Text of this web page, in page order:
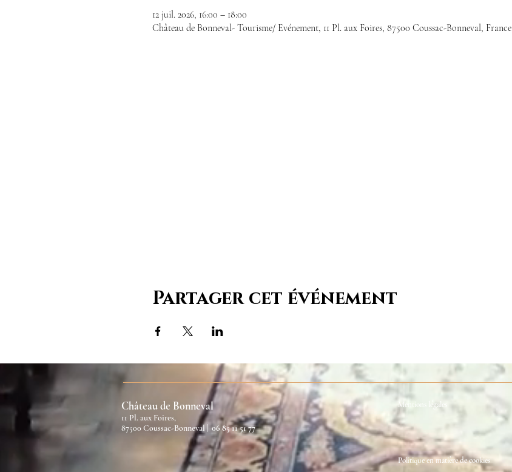
12 juil. 2026, 16:00 – 18:00
Château de Bonneval- Tourisme/ Evénement, 11 Pl. aux Foires, 87500 Coussac-Bonneval, France
Partager cet événement
Château de Bonneval
11 Pl. aux Foires,
87500 Coussac-Bonneval | 06 85 11 51 77
Mentions légales
Politique en matière de cookies